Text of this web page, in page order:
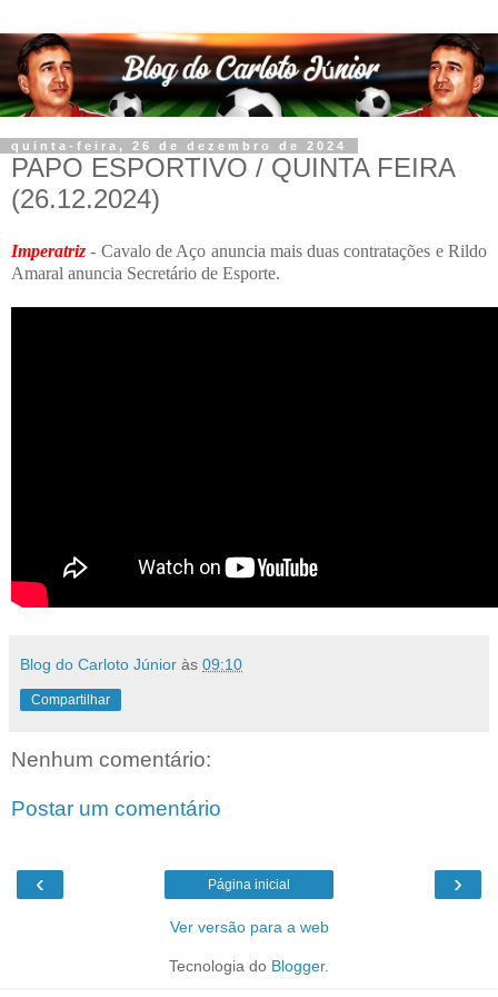
quinta-feira, 26 de dezembro de 2024
PAPO ESPORTIVO / QUINTA FEIRA
(26.12.2024)
Imperatriz- Cavalo de Aço anuncia mais duas contratações e Rildo
Amaral anuncia Secretário de Esporte.
Blog do Carloto Júnior às 09:10
Compartilhar
Nenhum comentário:
Postar um comentário
‹ ›
Página inicial
Ver versão para a web
Tecnologia do Blogger.